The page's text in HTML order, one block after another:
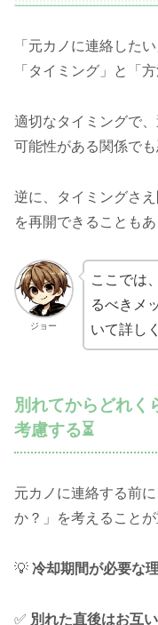
「元カノに連絡した
「タイミング」と「方
適切なタイミングで
可能性がある関係で
逆に、タイミングさ
を再開できることもあ
ジョー
ここでは
るべきメ
いて詳し
別れてからどれく
考慮する⏳
元カノに連絡する前
か？」を考えることが
💡 冷却期間が必要な
✅ 別れた直後はお互